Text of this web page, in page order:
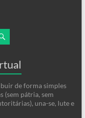
de forma simples
(sem pátria, sem
una-se, lute e